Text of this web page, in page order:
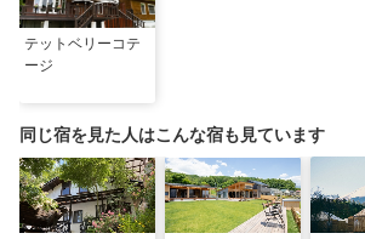
テットベリーコテ
ージ
同じ宿を見た人はこんな宿も見ています